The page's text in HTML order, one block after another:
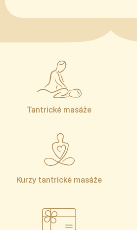
Tantrické masáže
Kurzy tantrické masáže